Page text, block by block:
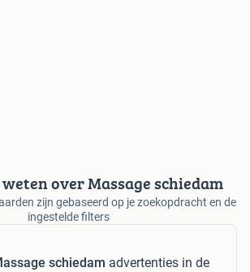
over Massage schiedam
zijn gebaseerd op je zoekopdracht en de
ingestelde filters
schiedam advertenties in de